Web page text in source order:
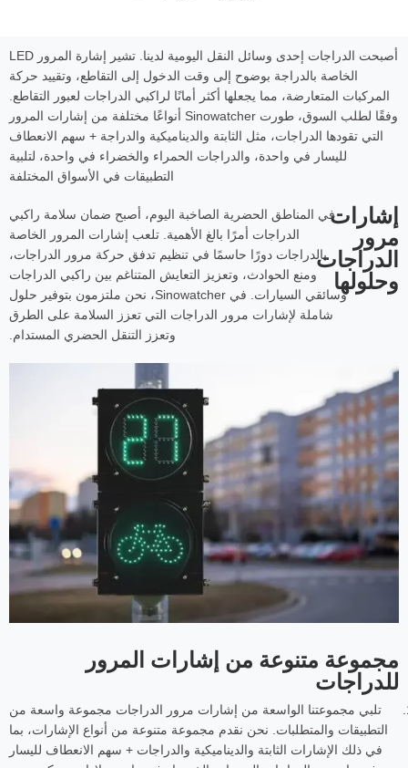
أصبحت الدراجات إحدى وسائل النقل اليومية لدينا. تشير إشارة المرور LED
الخاصة بالدراجة بوضوح إلى وقت الدخول إلى التقاطع، وتقييد حركة
المركبات المتعارضة، مما يجعلها أكثر أمانًا لراكبي الدراجات لعبور التقاطع.
وفقًا لطلب السوق، طورت Sinowatcher أنواعًا مختلفة من إشارات المرور
التي تقودها الدراجات، مثل الثابتة والديناميكية والدراجة + سهم الانعطاف
لليسار في واحدة، والدراجات الحمراء والخضراء في واحدة، لتلبية
التطبيقات في الأسواق المختلفة
إشارات
مرور
الدراجات
وحلولها
في المناطق الحضرية الصاخبة اليوم، أصبح ضمان سلامة راكبي
الدراجات أمرًا بالغ الأهمية. تلعب إشارات المرور الخاصة
بالدراجات دورًا حاسمًا في تنظيم تدفق حركة مرور الدراجات،
ومنع الحوادث، وتعزيز التعايش المتناغم بين راكبي الدراجات
وسائقي السيارات. في Sinowatcher، نحن ملتزمون بتوفير حلول
شاملة لإشارات مرور الدراجات التي تعزز السلامة على الطرق
وتعزز التنقل الحضري المستدام.
مجموعة متنوعة من إشارات المرور
للدراجات
تلبي مجموعتنا الواسعة من إشارات مرور الدراجات مجموعة واسعة من
التطبيقات والمتطلبات. نحن نقدم مجموعة متنوعة من أنواع الإشارات، بما
في ذلك الإشارات الثابتة والديناميكية والدراجات + سهم الانعطاف لليسار